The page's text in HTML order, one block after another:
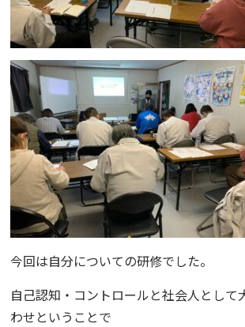
今回は自分についての研修でした。
自己認知・コントロールと社会人として
わせということで